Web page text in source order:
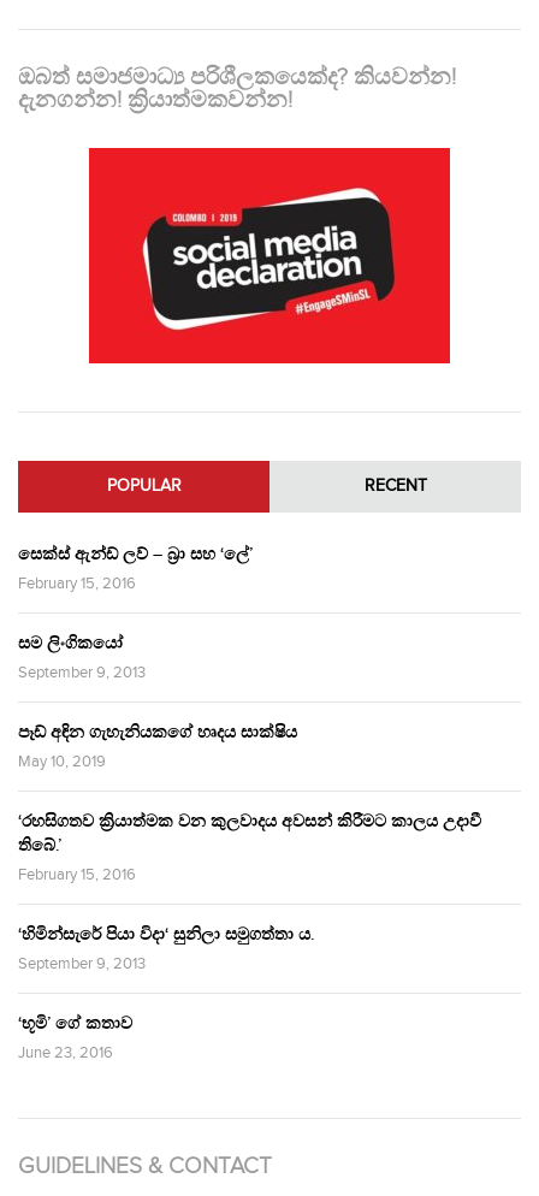
ඔබත් සමාජමාධ්‍ය පරිශීලකයෙක්ද? කියවන්න!
දැනගන්න! ක්‍රියාත්මකවන්න!
POPULAR RECENT
සෙක්ස් ඇන්ඩ් ලව් – බ්‍රා සහ ‘ලේ’
February 15, 2016
සම ලිංගිකයෝ
September 9, 2013
පෑඩ් අඳින ගැහැනියකගේ හෘදය සාක්ෂිය
May 10, 2019
‘රහසිගතව ක්‍රියාත්මක වන කුලවාදය අවසන් කිරීමට කාලය උදාවී
තිබේ.’
February 15, 2016
‘හිමින්සැරේ පියා විදා‘ සුනිලා සමුගත්තා ය.
September 9, 2013
‘භූමි’ ගේ කතාව
June 23, 2016
GUIDELINES & CONTACT